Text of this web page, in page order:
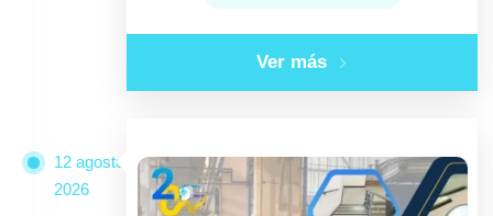
Ver más
12 agosto
2026